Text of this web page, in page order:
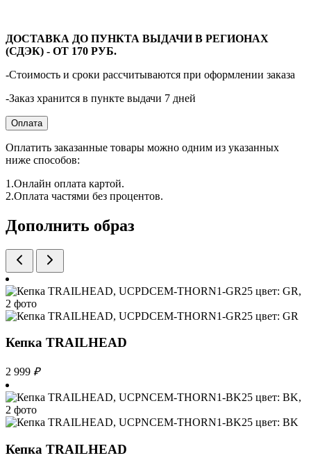
ДОСТАВКА ДО ПУНКТА ВЫДАЧИ В РЕГИОНАХ
(СДЭК) - ОТ 170 РУБ.
-Стоимость и сроки рассчитываются при оформлении заказа
-Заказ хранится в пункте выдачи 7 дней
Оплата
Оплатить заказанные товары можно одним из указанных
ниже способов:
1.Онлайн оплата картой.
2.Оплата частями без процентов.
Дополнить образ
Кепка TRAILHEAD
2 999 ₽
Кепка TRAILHEAD